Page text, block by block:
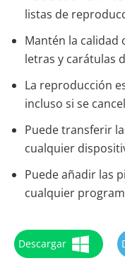
listas de
Mantén la calidad
letras y carátulas
La reproducción
incluso si se
Puede transferir
cualquier
Puede añadir las
cualquier
Descargar